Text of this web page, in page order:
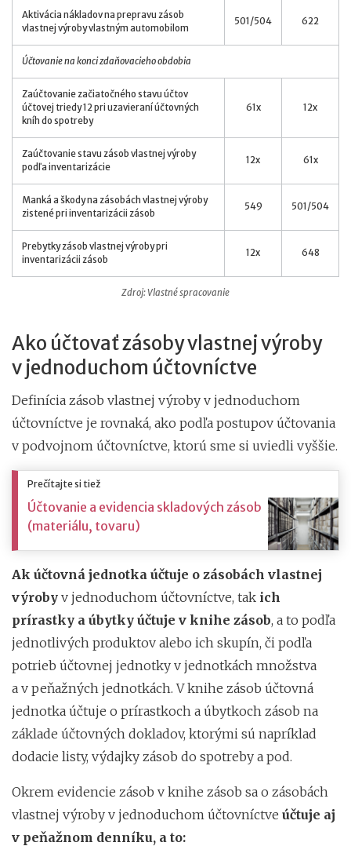
Zdroj: Vlastné spracovanie
Aktivácia nákladov na prepravu zásob
vlastnej výroby vlastným automobilom
501/504 622
Účtovanie na konci zdaňovacieho obdobia
Zaúčtovanie začiatočného stavu účtov
účtovej triedy 12 pri uzavieraní účtovných
kníh do spotreby
61x 12x
Zaúčtovanie stavu zásob vlastnej výroby
podľa inventarizácie
12x 61x
Manká a škody na zásobách vlastnej výroby
zistené pri inventarizácii zásob
549 501/504
Prebytky zásob vlastnej výroby pri
inventarizácii zásob
12x 648
Ako účtovať zásoby vlastnej výroby
v jednoduchom účtovníctve
Definícia zásob vlastnej výroby v jednoduchom
účtovníctve je rovnaká, ako podľa postupov účtovania
v podvojnom účtovníctve, ktorú sme si uviedli vyššie.
Prečítajte si tiež
Účtovanie a evidencia skladových zásob
(materiálu, tovaru)
Ak účtovná jednotka účtuje o zásobách vlastnej
výroby v jednoduchom účtovníctve, tak ich
prírastky a úbytky účtuje v knihe zásob, a to podľa
jednotlivých produktov alebo ich skupín, či podľa
potrieb účtovnej jednotky v jednotkách množstva
a v peňažných jednotkách. V knihe zásob účtovná
jednotka účtuje o prírastkoch a úbytkoch zásob na
základe účtovných dokladov, ktorými sú napríklad
dodacie listy, výdajky zásob do spotreby a pod.
Okrem evidencie zásob v knihe zásob sa o zásobách
vlastnej výroby v jednoduchom účtovníctve účtuje aj
v peňažnom denníku, a to: